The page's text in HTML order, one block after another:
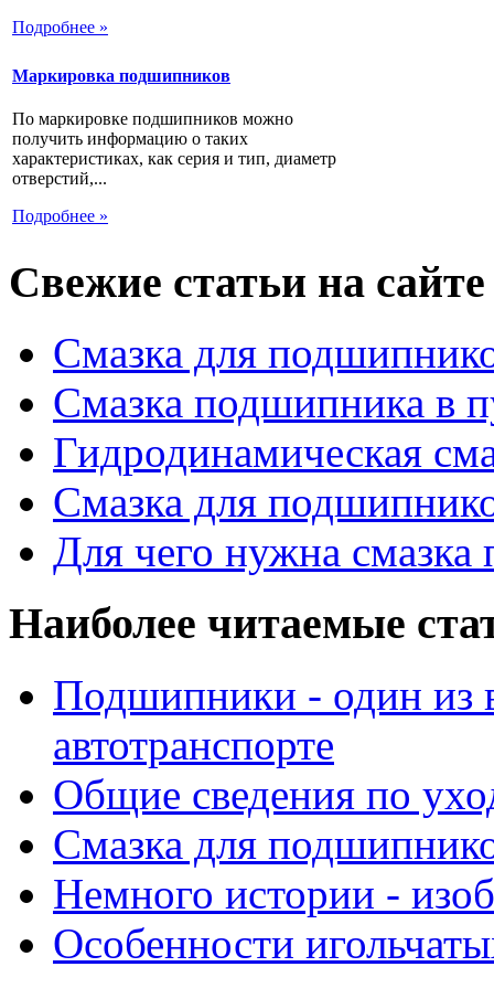
Подробнее »
Маркировка подшипников
По маркировке подшипников можно
получить информацию о таких
характеристиках, как серия и тип, диаметр
отверстий,...
Подробнее »
Свежие статьи на сайте
Смазка для
Смазка подшипника в
Гидродинамическая
Смазка для
Для чего нужна
Наиболее читаемые
Подшипники - один из
автотранспорте
Общие сведения по
Смазка для
Немного истории -
Особенности